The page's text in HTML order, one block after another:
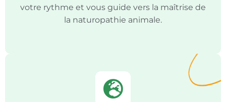
votre rythme et vous guide vers la maîtrise de
la naturopathie animale.